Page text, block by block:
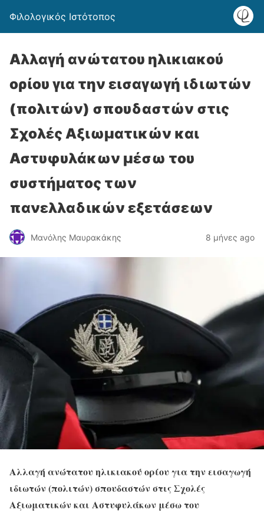
Φιλολογικός Ιστότοπος
Αλλαγή ανώτατου ηλικιακού
ορίου για την εισαγωγή ιδιωτών
(πολιτών) σπουδαστών στις
Σχολές Αξιωματικών και
Αστυφυλάκων μέσω του
συστήματος των
πανελλαδικών εξετάσεων
Μανόλης Μαυρακάκης 8 μήνες ago
Αλλαγή ανώτατου ηλικιακού ορίου για την εισαγωγή
ιδιωτών (πολιτών) σπουδαστών στις Σχολές
Αξιωματικών και Αστυφυλάκων μέσω του